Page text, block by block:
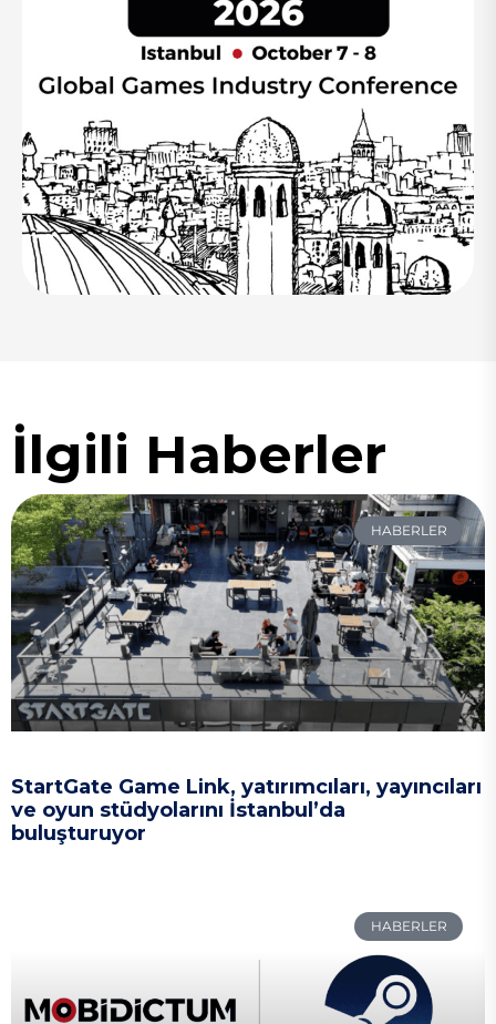
İlgili Haberler
HABERLER
StartGate Game Link, yatırımcıları, yayıncıları
ve oyun stüdyolarını İstanbul’da
buluşturuyor
HABERLER